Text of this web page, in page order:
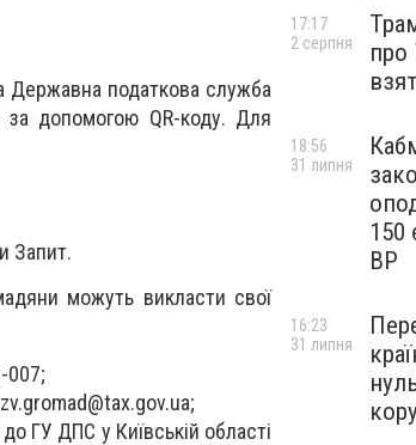
Державна податкова служба
за допомогою QR-коду. Для
Запит.
можуть викласти свої
007;
;
ГУ ДПС у Київській області
про
17:17
2 серпня
150
ВР
18:56
31 липня
16:23
31 липня